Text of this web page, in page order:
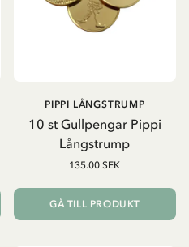
10 st Gullpengar Pippi
Långstrump
PIPPI LÅNGSTRUMP
135.00 SEK
GÅ TILL PRODUKT